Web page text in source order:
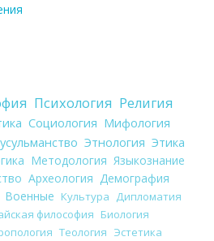
Психология Религия
Социология Мифология
Этнология Этика
Методология Языкознание
Археология Демография
Военные Культура
Дипломатия
философия Биология
Теология Эстетика